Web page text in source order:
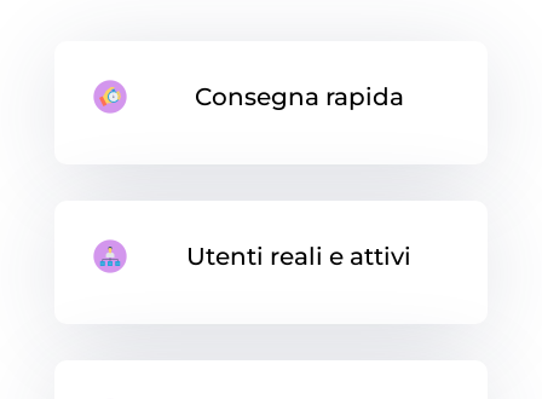
Consegna rapida
Utenti reali e attivi